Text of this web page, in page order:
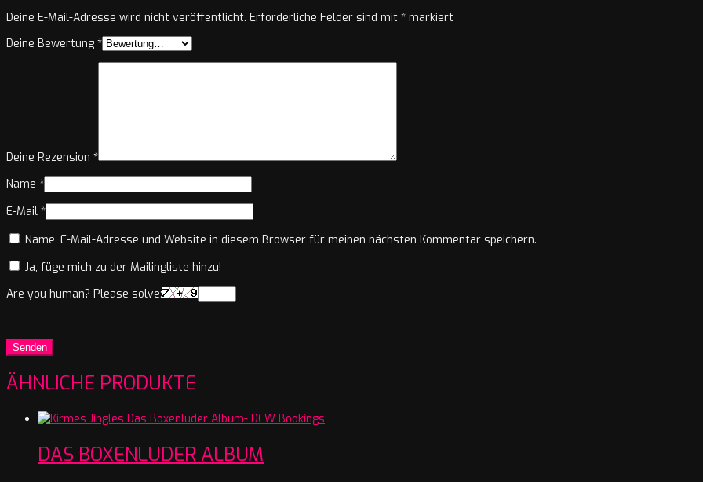
Deine E-Mail-Adresse wird nicht veröffentlicht. Erforderliche Felder sind mit * markiert
Deine Bewertung *
Deine Rezension *
Name *
E-Mail *
Name, E-Mail-Adresse und Website in diesem Browser für meinen nächsten Kommentar speichern.
Ja, füge mich zu der Mailingliste hinzu!
Are you human? Please solve:
ÄHNLICHE PRODUKTE
DAS BOXENLUDER ALBUM